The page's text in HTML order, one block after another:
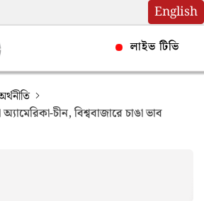
English
লাইভ টিভি
চীন, বিশ্ববাজারে চাঙা ভাব